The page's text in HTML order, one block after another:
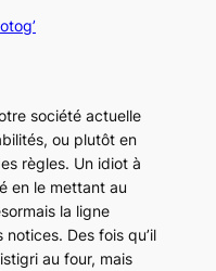
société actuelle
ou plutôt en
règles. Un idiot à
en le mettant au
la ligne
Des fois qu’il
au four, mais